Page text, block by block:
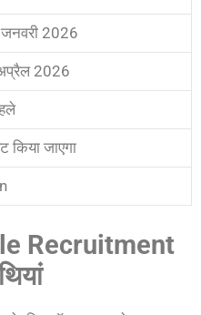
2026
2026
किया जाएगा
Recruitment